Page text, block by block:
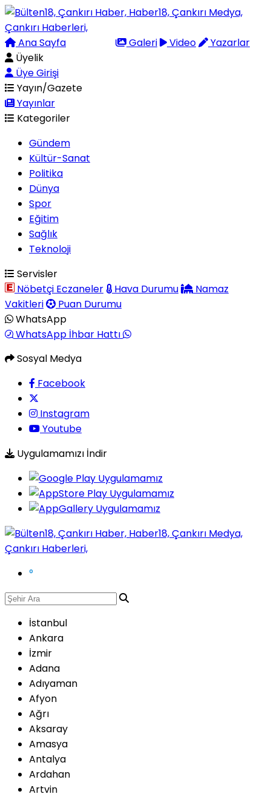
Ana Sayfa Galeri Video
Yazarlar
Üyelik
Üye Girişi
Yayın/Gazete
Yayınlar
Kategoriler
Gündem
Kültür-Sanat
Politika
Dünya
Spor
Eğitim
Sağlık
Teknoloji
Servisler
Nöbetçi Eczaneler
Hava Durumu
Namaz
Vakitleri
Puan Durumu
WhatsApp
WhatsApp İhbar Hattı
Sosyal Medya
Facebook
Instagram
Youtube
Uygulamamızı İndir
°
İstanbul
Ankara
İzmir
Adana
Adıyaman
Afyon
Ağrı
Aksaray
Amasya
Antalya
Ardahan
Artvin